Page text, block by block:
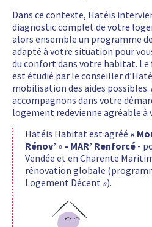
Dans ce contexte, Hatéis
diagnostic complet de votre
alors ensemble un programme
adapté à votre situation pour
du confort dans votre habitat.
est étudié par le conseiller
mobilisation des aides possibles.
accompagnons dans votre
logement redevienne agréable à
Hatéis Habitat est agréé «
Rénov’ » - MAR’ Renforcé -
Vendée et en Charente
rénovation globale
Logement Décent »).